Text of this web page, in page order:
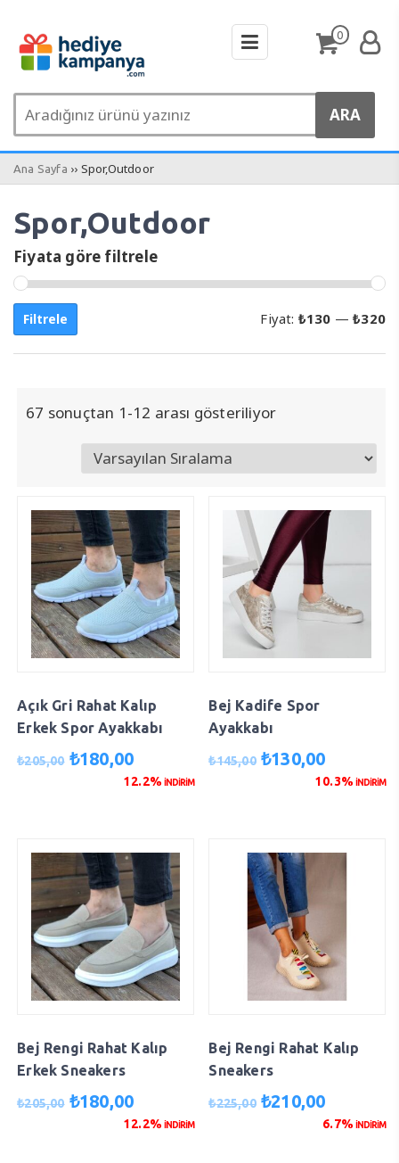
0
Ana Sayfa ›› Spor,Outdoor
Spor,Outdoor
Fiyata göre filtrele
Filtrele Fiyat: ₺130 —₺320
67 sonuçtan 1-12 arası gösteriliyor
Açık Gri Rahat Kalıp
Erkek Spor Ayakkabı
₺205,00 Orijinal
₺180,00Şu
andaki
12.2% İNDİRİM
Bej Kadife Spor
Ayakkabı
₺145,00 Orijinal
₺130,00Şu
andaki
10.3% İNDİRİM
Bej Rengi Rahat Kalıp
Erkek Sneakers
₺205,00 Orijinal
₺180,00Şu
andaki
12.2% İNDİRİM
Bej Rengi Rahat Kalıp
Sneakers
₺225,00 Orijinal
₺210,00Şu
andaki
6.7% İNDİRİM